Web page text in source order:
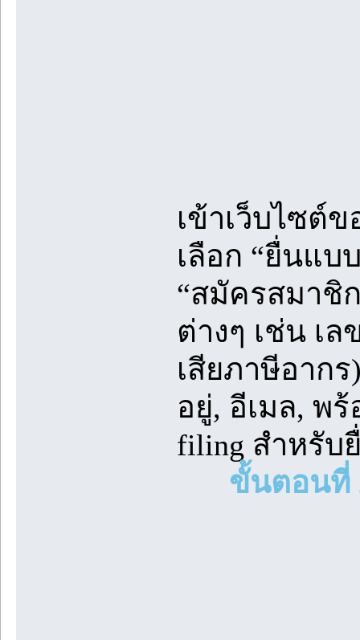
เข้าเว็บไซต์
เลือก “ยื่นแ
“สมัครสมาชิ
ต่างๆ เช่น เ
เสียภาษีอาก
อยู่, อีเมล, พ
filing สำหรับ
ขั้นตอนที่